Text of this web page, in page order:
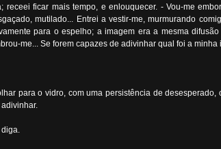
receei ficar mais tempo, e enlouquecer. - Vou-me
mutilado... Entrei a vestir-me, murmurando
para o espelho; a imagem era a mesma
me... Se forem capazes de adivinhar qual foi a minha
para o vidro, com uma persistência de
diga.